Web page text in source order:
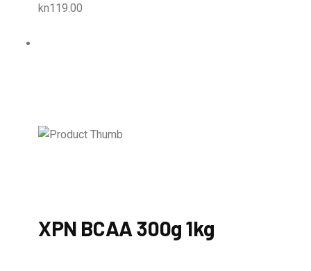
kn119.00
XPN BCAA 300g 1kg